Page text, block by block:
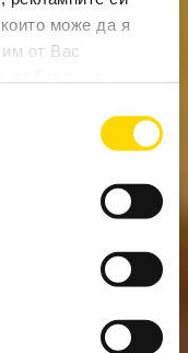
може да я
от Вас